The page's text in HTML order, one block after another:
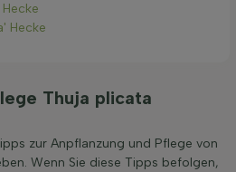
Hecke
Thuja plicata
zur Anpflanzung und Pflege von
Wenn Sie diese Tipps befolgen,